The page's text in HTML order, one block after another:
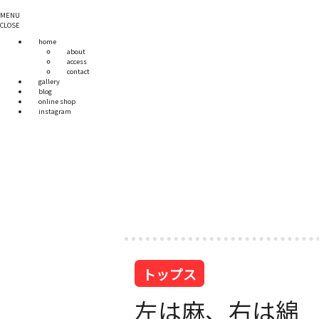
MENU
CLOSE
home
about
access
contact
gallery
blog
online shop
instagram
トップス
左は麻、右は綿